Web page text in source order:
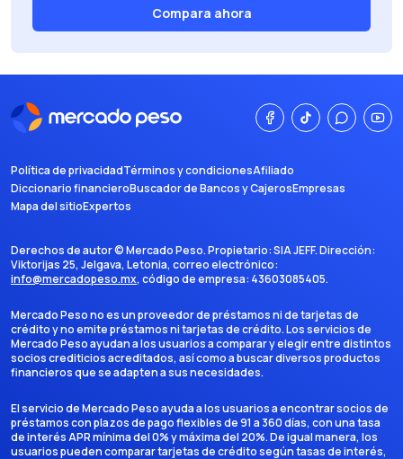
Compara ahora
Política de privacidadTérminos y condicionesAfiliado
Diccionario financieroBuscador de Bancos y CajerosEmpresas
Mapa del sitioExpertos
Derechos de autor ©Mercado Peso. Propietario:SIA JEFF. Dirección:
Viktorijas 25, Jelgava, Letonia, correo electrónico:
info@mercadopeso.mx, código de empresa: 43603085405.
Mercado Peso no es un proveedor de préstamos ni de tarjetas de
crédito y no emite préstamos ni tarjetas de crédito. Los servicios de
Mercado Peso ayudan a los usuarios a comparar y elegir entre distintos
socios crediticios acreditados, así como a buscar diversos productos
financieros que se adapten a sus necesidades.
El servicio de Mercado Peso ayuda a los usuarios a encontrar socios de
préstamos con plazos de pago flexibles de 91 a 360 días, con una tasa
de interés APR mínima del 0% y máxima del 20%. De igual manera, los
usuarios pueden comparar tarjetas de crédito según tasas de interés,